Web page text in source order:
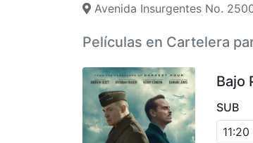
Avenida Insurgentes No.
Películas en Cartelera
Bajo
SUB
11:20